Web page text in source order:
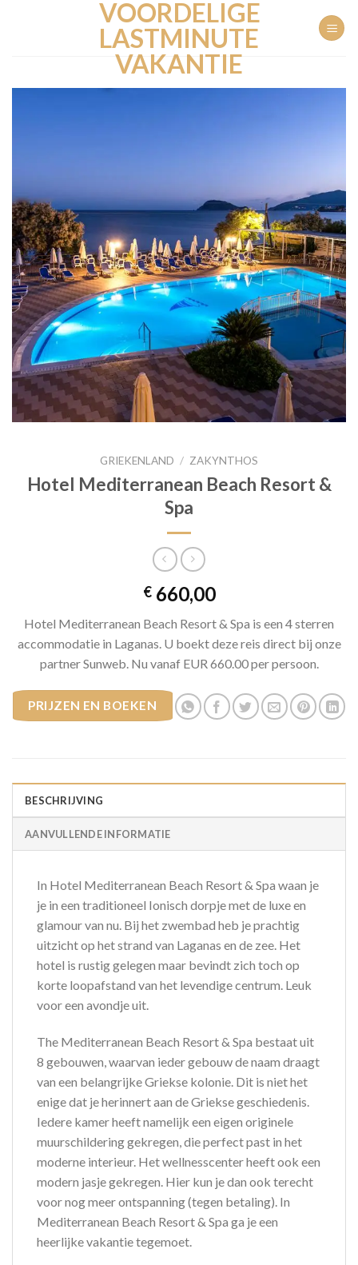
VOORDELIGE
LASTMINUTE
VAKANTIE
GRIEKENLAND / ZAKYNTHOS
Hotel Mediterranean Beach Resort &
Spa
€660,00
Hotel Mediterranean Beach Resort & Spa is een 4 sterren
accommodatie in Laganas. U boekt deze reis direct bij onze
partner Sunweb. Nu vanaf EUR 660.00 per persoon.
PRIJZEN EN BOEKEN
BESCHRIJVING
AANVULLENDE INFORMATIE
In Hotel Mediterranean Beach Resort & Spa waan je
je in een traditioneel Ionisch dorpje met de luxe en
glamour van nu. Bij het zwembad heb je prachtig
uitzicht op het strand van Laganas en de zee. Het
hotel is rustig gelegen maar bevindt zich toch op
korte loopafstand van het levendige centrum. Leuk
voor een avondje uit.
The Mediterranean Beach Resort & Spa bestaat uit
8 gebouwen, waarvan ieder gebouw de naam draagt
van een belangrijke Griekse kolonie. Dit is niet het
enige dat je herinnert aan de Griekse geschiedenis.
Iedere kamer heeft namelijk een eigen originele
muurschildering gekregen, die perfect past in het
moderne interieur. Het wellnesscenter heeft ook een
modern jasje gekregen. Hier kun je dan ook terecht
voor nog meer ontspanning (tegen betaling). In
Mediterranean Beach Resort & Spa ga je een
heerlijke vakantie tegemoet.